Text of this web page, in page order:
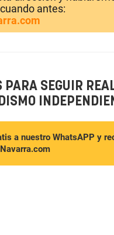
antes:
PARA SEGUIR
a nuestro WhatsAPP y